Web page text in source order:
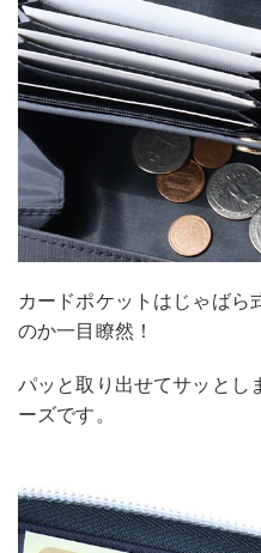
カードポケットはじゃばら
のか一目瞭然！
パッと取り出せてサッとし
ーズです。